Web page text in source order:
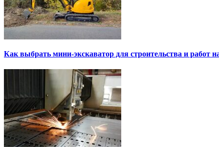
Как выбрать мини-экскаватор для строительства и работ